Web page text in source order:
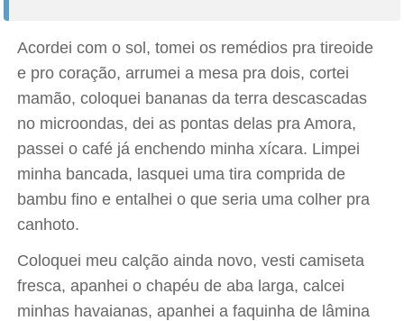
Acordei com o sol, tomei os remédios pra tireoide
e pro coração, arrumei a mesa pra dois, cortei
mamão, coloquei bananas da terra descascadas
no microondas, dei as pontas delas pra Amora,
passei o café já enchendo minha xícara. Limpei
minha bancada, lasquei uma tira comprida de
bambu fino e entalhei o que seria uma colher pra
canhoto.
Coloquei meu calção ainda novo, vesti camiseta
fresca, apanhei o chapéu de aba larga, calcei
minhas havaianas, apanhei a faquinha de lâmina